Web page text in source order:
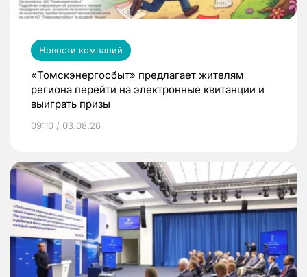
Новости компаний
«Томскэнергосбыт» предлагает жителям
региона перейти на электронные квитанции и
выиграть призы
09:10 / 03.08.26